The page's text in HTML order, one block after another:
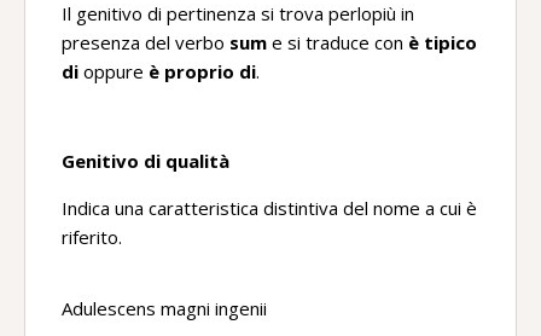
Il genitivo di pertinenza si trova perlopiù in
presenza del verbo sum e si traduce con è tipico
di oppure è proprio di.
Genitivo di qualità
Indica una caratteristica distintiva del nome a cui è
riferito.
Adulescens magni ingenii